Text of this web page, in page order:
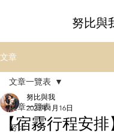
努比與
文章
文章一覽表
努比
文章一覽表
【宿霧行程安
努比與我
2023年1月16日